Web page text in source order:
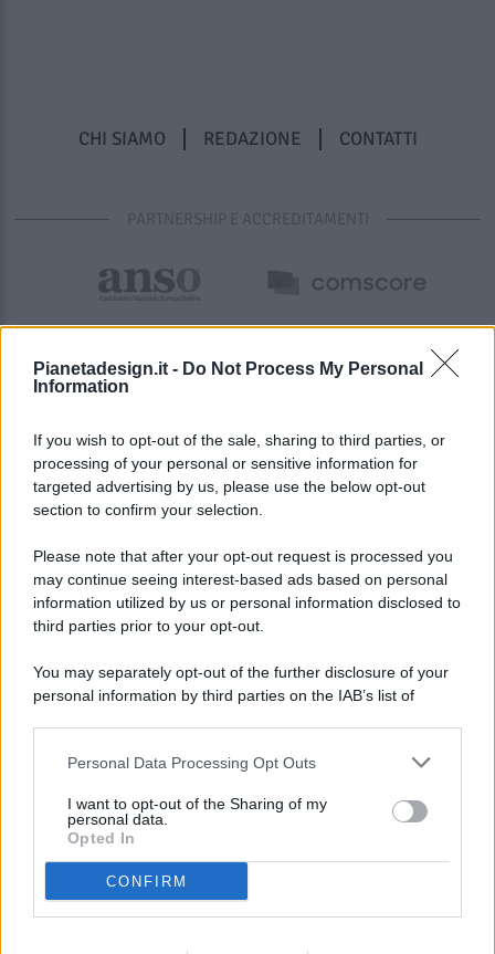
Pianetadesign.it - Do Not Process My Personal
Information
If you wish to opt-out of the sale, sharing to third parties, or
processing of your personal or sensitive information for
targeted advertising by us, please use the below opt-out
section to confirm your selection.
Please note that after your opt-out request is processed you
may continue seeing interest-based ads based on personal
information utilized by us or personal information disclosed to
third parties prior to your opt-out.
You may separately opt-out of the further disclosure of your
personal information by third parties on the IAB’s list of
This information may also be disclosed by us to third parties
disclose it to other third parties.
Personal Data Processing Opt Outs
I want to opt-out of the Sharing of my
personal data.
Opted In
CONFIRM
CHI SIAMO REDAZIONE CONTATTI
PARTNERSHIP E ACCREDITAMENTI
© 2026 - Pianeta Design - P.IVA 04827280654 - Testata
Registrata Al Tribunale Di Nocera Inferiore N. 8/2020 - RG N.
ISCRIZIONE AL ROC N. 35792 – ISCRITTA ALL’ANSO
(ASSOCIAZIONE NAZIONALE STAMPA ONLINE)
PREFERENZE PRIVACY